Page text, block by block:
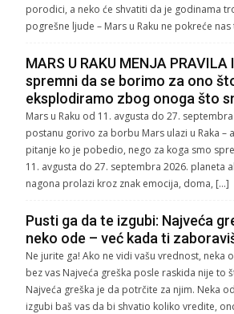
porodici, a neko će shvatiti da je godinama
pogrešne ljude – Mars u Raku ne pokreće
MARS U RAKU MENJA PRAVILA
spremni da se borimo za ono
eksplodiramo zbog onoga što
Mars u Raku od 11. avgusta do 27.
postanu gorivo za borbu Mars ulazi u Raka –
pitanje ko je pobedio, nego za koga smo
11. avgusta do 27. septembra 2026. planeta
nagona prolazi kroz znak emocija, doma, […]
Pusti ga da te izgubi: Najveća
neko ode – već kada ti
Ne jurite ga! Ako ne vidi vašu vrednost, neka
bez vas Najveća greška posle raskida nije to
Najveća greška je da potrčite za njim. Neka
izgubi baš vas da bi shvatio koliko vredite,